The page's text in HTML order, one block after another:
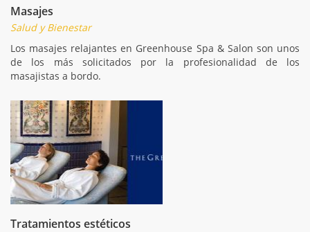
Masajes
Salud y Bienestar
Los masajes relajantes en Greenhouse Spa & Salon son unos
de los más solicitados por la profesionalidad de los
masajistas a bordo.
Tratamientos estéticos